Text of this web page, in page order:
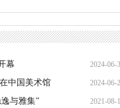
幕 2024-06-
中国美术馆 2024-06-
与雅集” 2021-08-